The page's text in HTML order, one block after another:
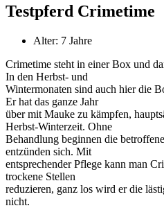
Testpferd Crimetime
Alter: 7 Jahre
Crimetime steht in einer Box und
In den Herbst- und
Wintermonaten sind auch hier die
Er hat das ganze Jahr
über mit Mauke zu kämpfen,
Herbst-Winterzeit. Ohne
Behandlung beginnen die
entzünden sich. Mit
entsprechender Pflege kann man
trockene Stellen
reduzieren, ganz los wird er die
nicht.